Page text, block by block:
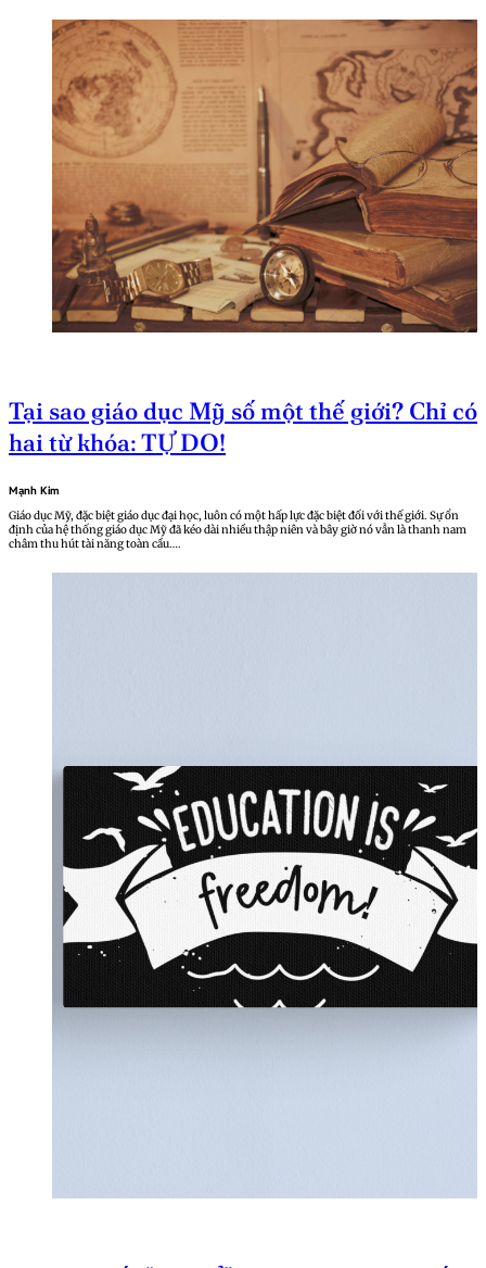
Tại sao giáo dục Mỹ số một thế giới? Chỉ có
hai từ khóa: TỰ DO!
Mạnh Kim
Giáo dục Mỹ, đặc biệt giáo dục đại học, luôn có một hấp lực đặc biệt đối với thế giới. Sự ổn
định của hệ thống giáo dục Mỹ đã kéo dài nhiều thập niên và bây giờ nó vẫn là thanh nam
châm thu hút tài năng toàn cầu….